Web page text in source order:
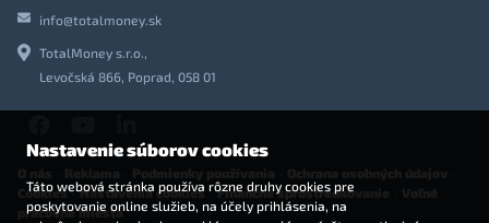
info@totalmoney.sk
TotalMoney s.r.o.,
Levočská 866, Poprad, 058 01
Cookies-Nastavenia cookies -Finančné sprostredkovanie
pracovné miesta
Nastavenie súborov cookies
Táto webová stránka používa rôzne druhy cookies pre
poskytovanie online služieb, na účely prihlásenia, na